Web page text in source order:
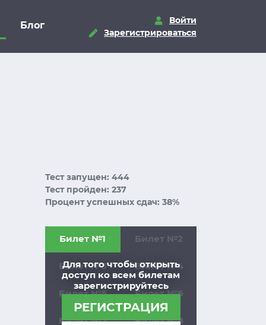
Блог
Войти
Зарегистрироваться
Тест запущен: 444
Тест пройден: 237
Процент успешных сдач: 38%
Для того чтобы открыть
доступ ко всем билетам
зарегистрируйтесь
РЕГИСТРАЦИЯ
Билет №1 Билет №2
Билет №3 Билет №4
Билет №5 Билет №6
Билет №7 Билет №8